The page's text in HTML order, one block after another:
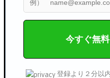
今すぐ無
登録より２分以